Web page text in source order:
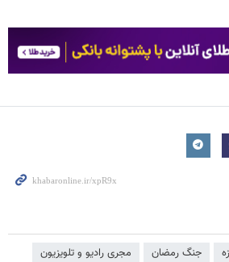
جنگ رمضان
مجری رادیو و تلویزیون